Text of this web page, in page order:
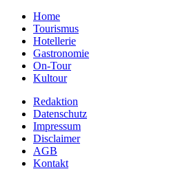
Home
Tourismus
Hotellerie
Gastronomie
On-Tour
Kultour
Redaktion
Datenschutz
Impressum
Disclaimer
AGB
Kontakt